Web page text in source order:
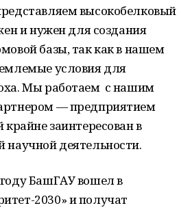
высокобелковый
и нужен для создания
базы, так как в нашем
условия для
Мы работаем с нашим
— предприятием
крайне заинтересован в
научной деятельности.
БашГАУ вошел в
2030» и получат